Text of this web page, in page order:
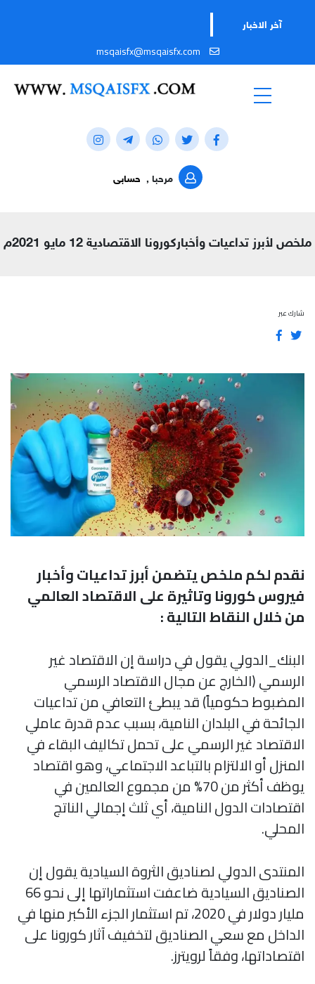
آخر الاخبار
msqaisfx@msqaisfx.com
مرحبا , حسابى
ملخص لأبرز تداعيات وأخباركورونا الاقتصادية 12 مايو 2021م
شارك عبر
نقدم لكم ملخص يتضمن أبرز تداعيات وأخبار
فيروس كورونا وتاثيرة على الاقتصاد العالمي
من خلال النقاط التالية :
البنك_الدولي يقول في دراسة إن الاقتصاد غير
الرسمي (الخارج عن مجال الاقتصاد الرسمي
المضبوط حكومياً) قد يبطئ التعافي من تداعيات
الجائحة في البلدان النامية، بسبب عدم قدرة عاملي
الاقتصاد غير الرسمي على تحمل تكاليف البقاء في
المنزل أو الالتزام بالتباعد الاجتماعي، وهو اقتصاد
يوظف أكثر من 70% من مجموع العالمين في
اقتصادات الدول النامية، أي ثلث إجمالي الناتج
المحلي.
المنتدى الدولي لصناديق الثروة السيادية يقول إن
الصناديق السيادية ضاعفت استثماراتها إلى نحو 66
مليار دولار في 2020، تم استثمار الجزء الأكبر منها في
الداخل مع سعي الصناديق لتخفيف آثار كورونا على
اقتصاداتها، وفقاً لرويترز.